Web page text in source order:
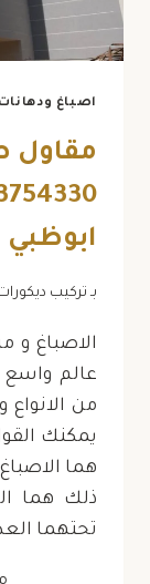
اصباغ ودهانات
مقاول
ابوظبي
بـ تركيب
الاصباغ و
عالم واسع
من الانواع
يمكنك
هما
ذلك هما
تحتهما